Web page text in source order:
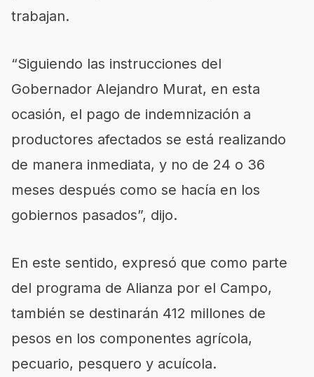
trabajan.
“Siguiendo las instrucciones del
Gobernador Alejandro Murat, en esta
ocasión, el pago de indemnización a
productores afectados se está realizando
de manera inmediata, y no de 24 o 36
meses después como se hacía en los
gobiernos pasados”, dijo.
En este sentido, expresó que como parte
del programa de Alianza por el Campo,
también se destinarán 412 millones de
pesos en los componentes agrícola,
pecuario, pesquero y acuícola.